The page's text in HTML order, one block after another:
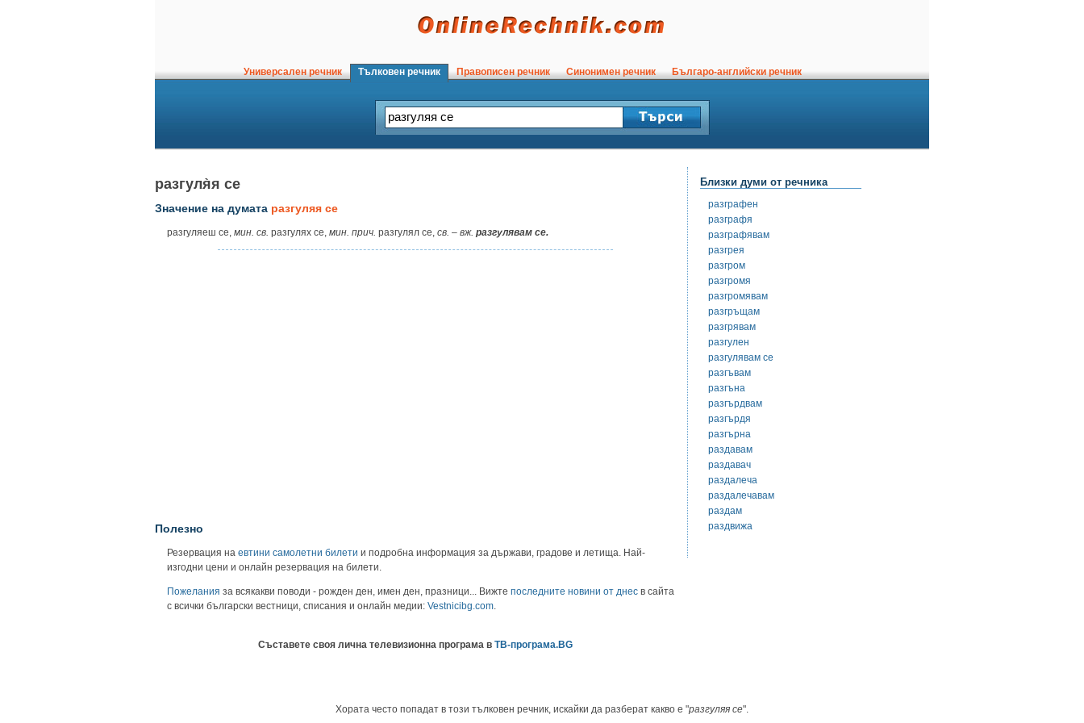
Универсален речник Тълковен речник Правописен речник Синонимен речник Българо-английски речник
разгуля̀я се
Значение на думата разгуляя се
разгуляеш се, мин. св. разгулях се, мин. прич. разгулял се, св. – вж. разгулявам се.
Полезно
Резервация на евтини самолетни билети и подробна информация за държави, градове и летища. Най-
изгодни цени и онлайн резервация на билети.
Пожелания за всякакви поводи - рожден ден, имен ден, празници... Вижте последните новини от днес в сайта
с всички български вестници, списания и онлайн медии: Vestnicibg.com
Съставете своя лична телевизионна програма в ТВ-програма.BG
Близки думи от речника
разграфен
разграфя
разграфявам
разгрея
разгром
разгромя
разгромявам
разгръщам
разгрявам
разгулен
разгулявам се
разгъвам
разгъна
разгърдвам
разгърдя
разгърна
раздавам
раздавач
раздалеча
раздалечавам
раздам
раздвижа
Хората често попадат в този тълковен речник, искайки да разберат какво е "разгуляя се".